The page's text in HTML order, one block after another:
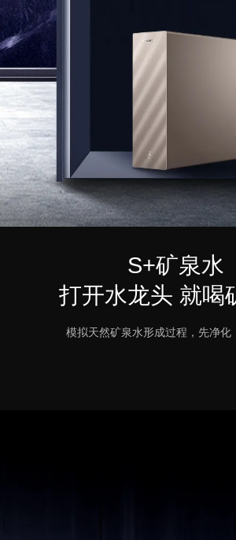
S+矿泉水
打开水龙头 就喝
模拟天然矿泉水形成过程，先净化